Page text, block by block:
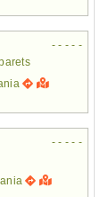
- - - - -
- - - - -